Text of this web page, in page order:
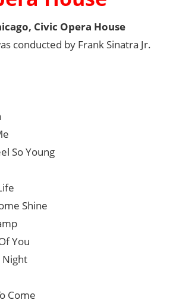
Civic Opera House
conducted by Frank Sinatra Jr.
So Young
Shine
You
Night
Come